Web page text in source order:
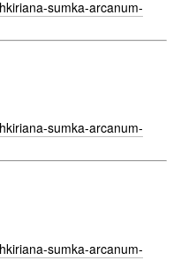
sumka-arcanum-
sumka-arcanum-
sumka-arcanum-